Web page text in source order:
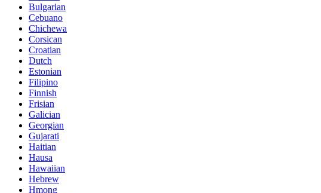
Bulgarian
Cebuano
Chichewa
Corsican
Croatian
Dutch
Estonian
Filipino
Finnish
Frisian
Galician
Georgian
Gujarati
Haitian
Hausa
Hawaiian
Hebrew
Hmong